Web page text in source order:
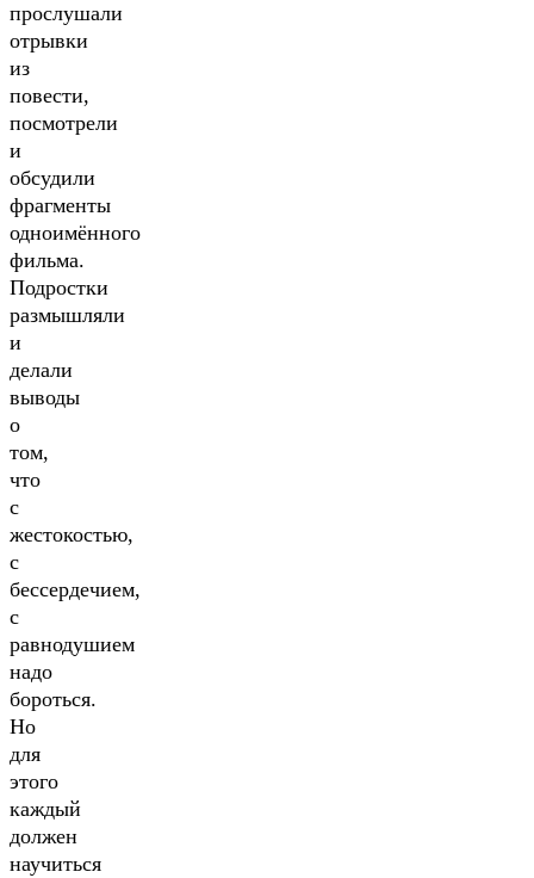
прослушали
отрывки
из
повести,
посмотрели
и
обсудили
фрагменты
одноимённого
фильма.
Подростки
размышляли
и
делали
выводы
о
том,
что
с
жестокостью,
с
бессердечием,
с
равнодушием
надо
бороться.
Но
для
этого
каждый
должен
научиться